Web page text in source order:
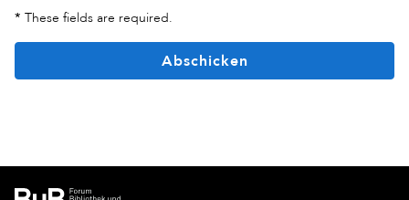
* These fields are required.
Abschicken